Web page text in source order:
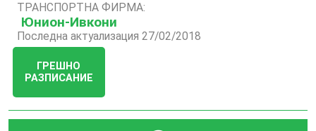
ТРАНСПОРТНА ФИРМА:
Юнион-Ивкони
Последна актуализация 27/02/2018
ГРЕШНО
РАЗПИСАНИЕ